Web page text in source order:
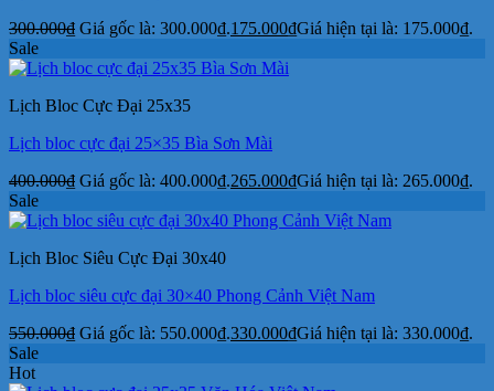
300.000₫ Giá gốc là: 300.000₫.175.000₫Giá hiện tại là: 175.000₫.
Sale
Lịch Bloc Cực Đại 25x35
Lịch bloc cực đại 25×35 Bìa Sơn Mài
400.000₫ Giá gốc là: 400.000₫.265.000₫Giá hiện tại là: 265.000₫.
Sale
Lịch Bloc Siêu Cực Đại 30x40
Lịch bloc siêu cực đại 30×40 Phong Cảnh Việt Nam
550.000₫ Giá gốc là: 550.000₫.330.000₫Giá hiện tại là: 330.000₫.
Sale
Hot